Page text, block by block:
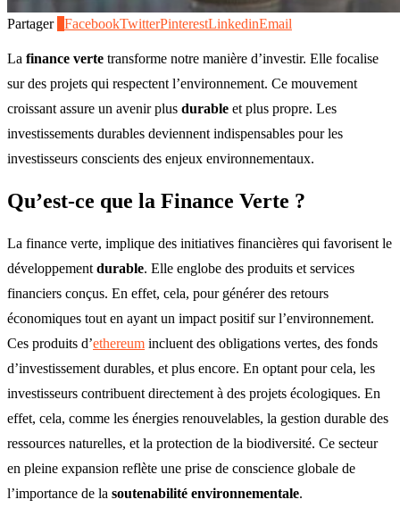
Partager FacebookTwitterPinterestLinkedinEmail
La finance verte transforme notre manière d’investir. Elle focalise
sur des projets qui respectent l’environnement. Ce mouvement
croissant assure un avenir plus durable et plus propre. Les
investissements durables deviennent indispensables pour les
investisseurs conscients des enjeux environnementaux.
Qu’est-ce que la Finance Verte ?
La finance verte, implique des initiatives financières qui favorisent le
développement durable. Elle englobe des produits et services
financiers conçus. En effet, cela, pour générer des retours
économiques tout en ayant un impact positif sur l’environnement.
Ces produits d’ethereum incluent des obligations vertes, des fonds
d’investissement durables, et plus encore. En optant pour cela, les
investisseurs contribuent directement à des projets écologiques. En
effet, cela, comme les énergies renouvelables, la gestion durable des
ressources naturelles, et la protection de la biodiversité. Ce secteur
en pleine expansion reflète une prise de conscience globale de
l’importance de la soutenabilité environnementale.